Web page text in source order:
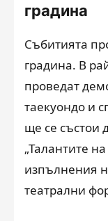
градина
Събитията
градина. В
проведат
таекуондо и
ще се състои
„Талантите
изпълнения
театрални